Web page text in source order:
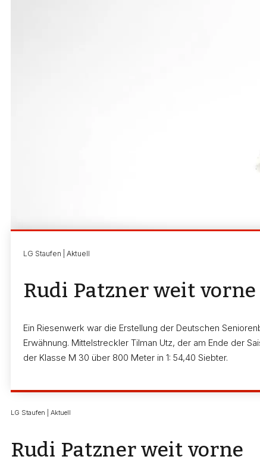
LG Staufen | Aktuell
Rudi Patzner weit vorne
Ein Riesenwerk war die Erstellung der Deutschen
Erwähnung. Mittelstreckler Tilman Utz, der am Ende der
der Klasse M 30 über 800 Meter in 1: 54,40 Siebter.
LG Staufen | Aktuell
Rudi Patzner weit vorne